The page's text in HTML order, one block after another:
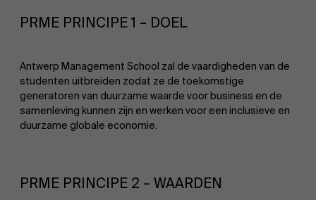
PRME PRINCIPE 1 – DOEL
Antwerp Management School zal de vaardigheden van de
studenten uitbreiden zodat ze de toekomstige
generatoren van duurzame waarde voor business en de
samenleving kunnen zijn en werken voor een inclusieve en
duurzame globale economie.
PRME PRINCIPE 2 – WAARDEN